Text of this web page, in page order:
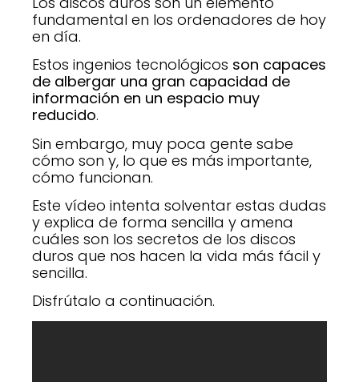
fundamental en los ordenadores de hoy
en día.
Estos ingenios tecnológicos son capaces
de albergar una gran capacidad de
información en un espacio muy
reducido.
Sin embargo, muy poca gente sabe
cómo son y, lo que es más importante,
cómo funcionan.
Este vídeo intenta solventar estas dudas
y explica de forma sencilla y amena
cuáles son los secretos de los discos
duros que nos hacen la vida más fácil y
sencilla.
Disfrútalo a continuación.